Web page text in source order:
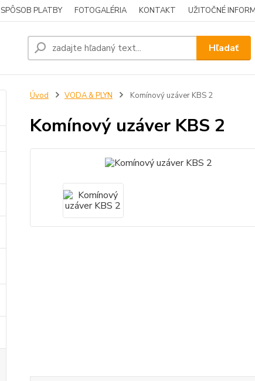
SPÔSOB PLATBY FOTOGALÉRIA KONTAKT UŽITOČNÉ
Hľadať
Úvod VODA & PLYN Komínový uzáver KBS 2
Komínový uzáver KBS 2